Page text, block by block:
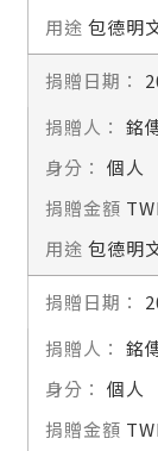
包德明
銘
個人
包德明
銘
個人